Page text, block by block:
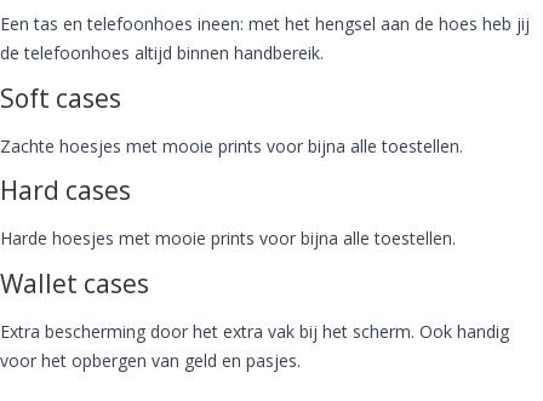
Een tas en telefoonhoes ineen: met het hengsel aan de hoes heb jij
de telefoonhoes altijd binnen handbereik.
Soft cases
Zachte hoesjes met mooie prints voor bijna alle toestellen.
Hard cases
Harde hoesjes met mooie prints voor bijna alle toestellen.
Wallet cases
Extra bescherming door het extra vak bij het scherm. Ook handig
voor het opbergen van geld en pasjes.